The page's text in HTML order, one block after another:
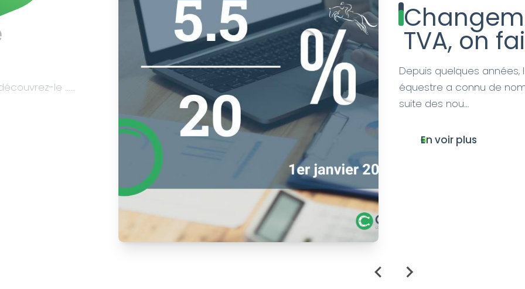
!
À la
Equita